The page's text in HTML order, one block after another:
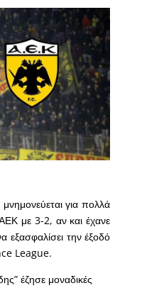
για πολλά
με 3-2, αν και έχανε
εξασφαλίσει την έξοδό
League.
έζησε μοναδικές